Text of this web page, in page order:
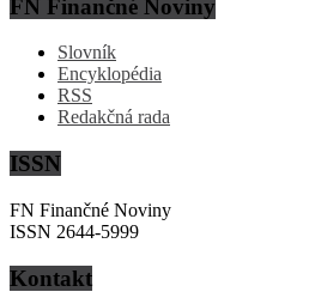
FN Finančné Noviny
Slovník
Encyklopédia
RSS
Redakčná rada
ISSN
FN Finančné Noviny
ISSN 2644-5999
Kontakt